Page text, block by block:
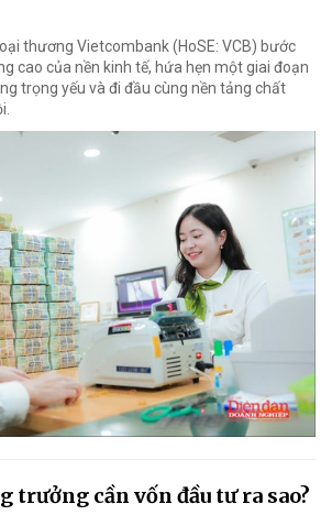
thương Vietcombank (HoSE: VCB) bước
cao của nền kinh tế, hứa hẹn một giai đoạn
trọng yếu và đi đầu cùng nền tảng chất
trưởng cần vốn đầu tư ra sao?